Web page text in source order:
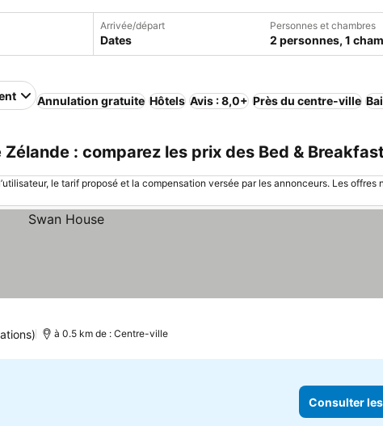
Arrivée/départ
Dates
Personnes et chambres
2 personnes, 1
Annulation gratuite Hôtels Avis : 8,0+ Près du centre-ville
: comparez les prix des Bed & Breakfast
le tarif proposé et la compensation versée par les annonceurs. Les offres
à 0.5 km de : Centre-ville
Consulter